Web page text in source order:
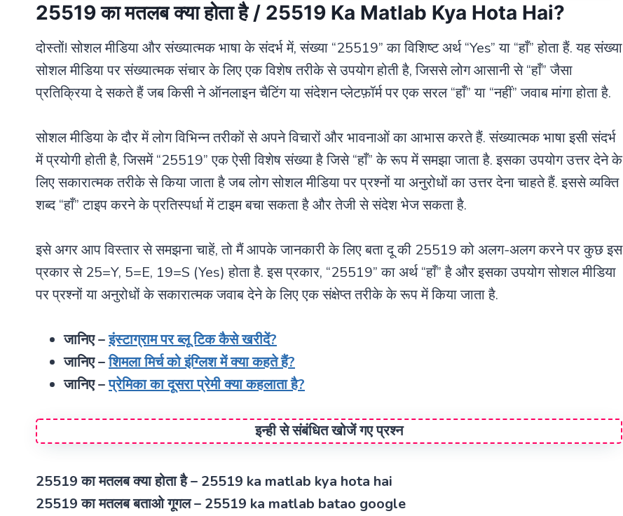
25519 का मतलब क्या होता है / 25519 Ka Matlab Kya Hota Hai?
दोस्तों! सोशल मीडिया और संख्यात्मक भाषा के संदर्भ में, संख्या “25519” का विशिष्ट अर्थ “Yes” या “हाँ” होता हैं. यह संख्या
सोशल मीडिया पर संख्यात्मक संचार के लिए एक विशेष तरीके से उपयोग होती है, जिससे लोग आसानी से “हाँ” जैसा
प्रतिक्रिया दे सकते हैं जब किसी ने ऑनलाइन चैटिंग या संदेशन प्लेटफ़ॉर्म पर एक सरल “हाँ” या “नहीं” जवाब मांगा होता है.
सोशल मीडिया के दौर में लोग विभिन्न तरीकों से अपने विचारों और भावनाओं का आभास करते हैं. संख्यात्मक भाषा इसी संदर्भ
में प्रयोगी होती है, जिसमें “25519” एक ऐसी विशेष संख्या है जिसे “हाँ” के रूप में समझा जाता है. इसका उपयोग उत्तर देने के
लिए सकारात्मक तरीके से किया जाता है जब लोग सोशल मीडिया पर प्रश्नों या अनुरोधों का उत्तर देना चाहते हैं. इससे व्यक्ति
शब्द “हाँ” टाइप करने के प्रतिस्पर्धा में टाइम बचा सकता है और तेजी से संदेश भेज सकता है.
इसे अगर आप विस्तार से समझना चाहें, तो मैं आपके जानकारी के लिए बता दू की 25519 को अलग-अलग करने पर कुछ इस
प्रकार से 25=Y, 5=E, 19=S (Yes) होता है. इस प्रकार, “25519” का अर्थ “हाँ” है और इसका उपयोग सोशल मीडिया
पर प्रश्नों या अनुरोधों के सकारात्मक जवाब देने के लिए एक संक्षेप्त तरीके के रूप में किया जाता है.
जानिए –इंस्टाग्राम पर ब्लू टिक कैसे खरीदें?
जानिए –शिमला मिर्च को इंग्लिश में क्या कहते हैं?
जानिए –प्रेमिका का दूसरा प्रेमी क्या कहलाता है?
इन्ही से संबंधित खोजें गए प्रश्न
25519 का मतलब क्या होता है – 25519 ka matlab kya hota hai
25519 का मतलब बताओ गूगल – 25519 ka matlab batao google